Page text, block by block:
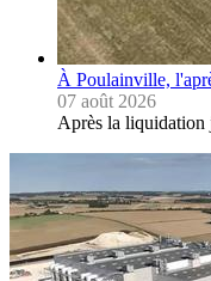
À Poulainville,
07 août 2026
Après la